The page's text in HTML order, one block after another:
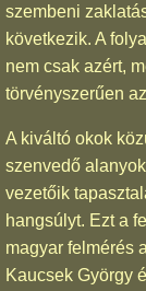
szembeni
következik. A
nem csak azért,
törvényszerűen
A kiváltó okok
szenvedő
vezetőik
hangsúlyt. Ezt a
magyar felmérés
Kaucsek György